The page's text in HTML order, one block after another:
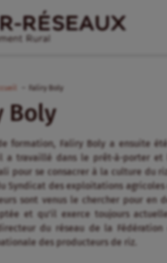
Faliry Boly
Boly
formation, Faliry Boly a ensuite
a travaillé dans le prêt-à-porter
pour se consacrer à la culture du
Syndicat des exploitations agricoles
sont venus le chercher pour en
et qu’il exerce toujours
du réseau de la
des producteurs de riz.